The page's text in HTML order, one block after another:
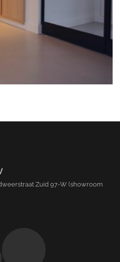
Zuid 97-W (showroom